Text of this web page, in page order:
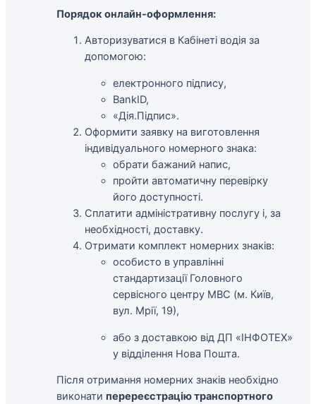
Порядок онлайн-оформлення:
Авторизуватися в Кабінеті водія за
допомогою:
електронного підпису,
BankID,
«Дія.Підпис».
Оформити заявку на виготовлення
індивідуального номерного знака:
обрати бажаний напис,
пройти автоматичну перевірку
його доступності.
Сплатити адміністративну послугу і, за
необхідності, доставку.
Отримати комплект номерних знаків:
особисто в управлінні
стандартизації Головного
сервісного центру МВС (м. Київ,
вул. Мрії, 19),
або з доставкою від ДП «ІНФОТЕХ»
у відділення Нова Пошта.
Після отримання номерних знаків необхідно
виконати перереєстрацію транспортного